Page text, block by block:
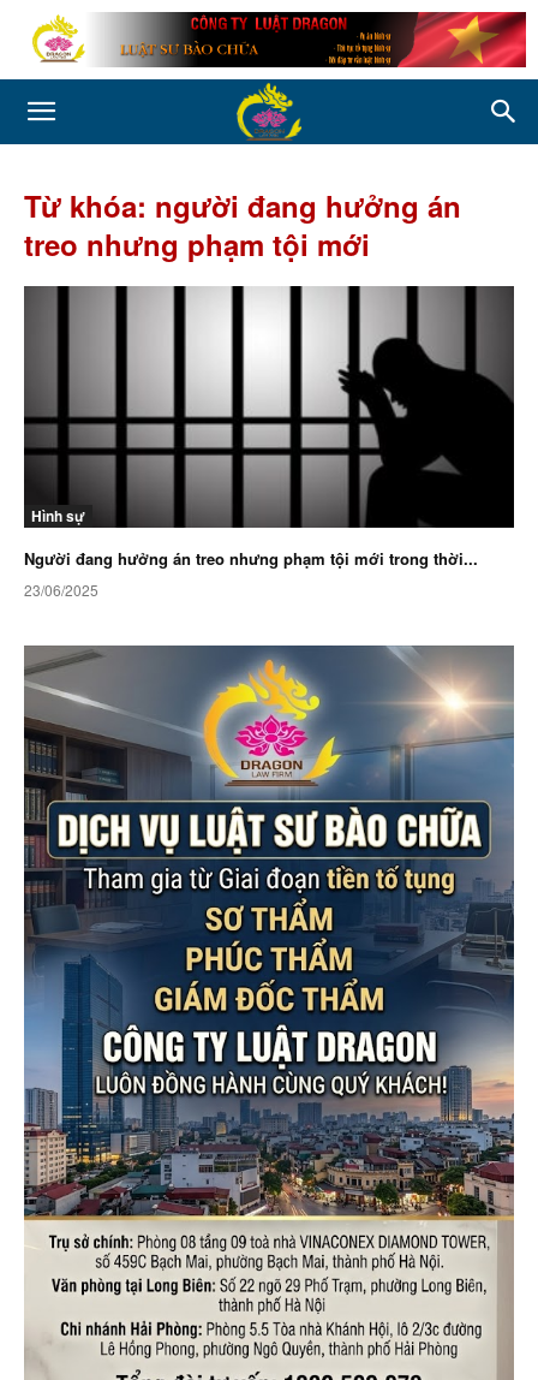
Từ khóa: người đang hưởng án
treo nhưng phạm tội mới
Hình sự
Người đang hưởng án treo nhưng phạm tội mới trong thời...
23/06/2025